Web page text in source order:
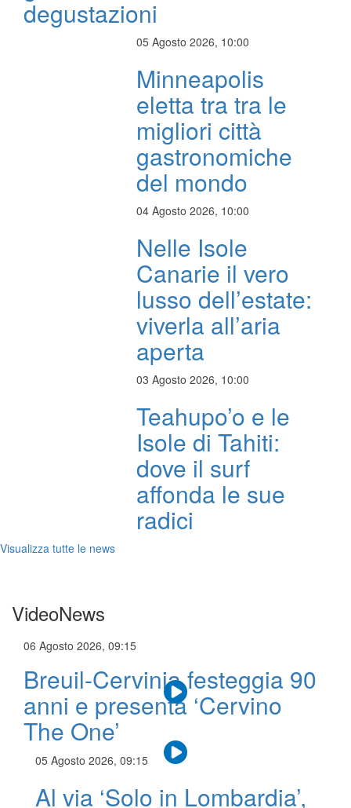
degustazioni
05 Agosto 2026, 10:00
Minneapolis
eletta tra tra le
migliori città
gastronomiche
del mondo
04 Agosto 2026, 10:00
Nelle Isole
Canarie il vero
lusso dell’estate:
viverla all’aria
aperta
03 Agosto 2026, 10:00
Teahupo’o e le
Isole di Tahiti:
dove il surf
affonda le sue
radici
Visualizza tutte le news
VideoNews
06 Agosto 2026, 09:15
Breuil-Cervinia festeggia 90
anni e presenta ‘Cervino
The One’
05 Agosto 2026, 09:15
Al via ‘Solo in Lombardia’,